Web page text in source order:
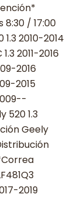
8:30 / 17:00
2010-2014
2011-2016
2016
2015
520 1.3
Geely
2019